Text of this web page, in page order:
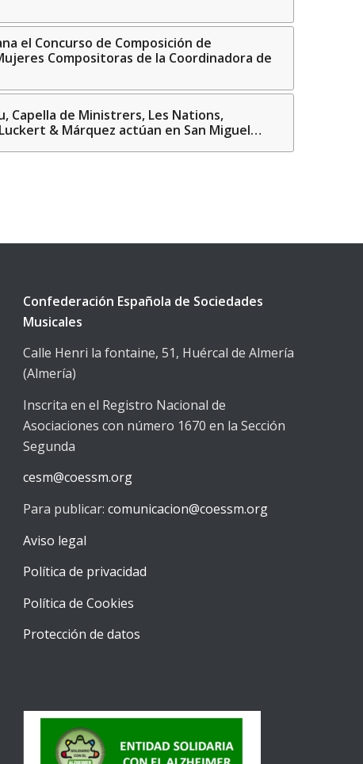
el Concurso de Composición de
Compositoras de la Coordinadora de
Capella de Ministrers, Les Nations,
& Márquez actúan en San Miguel…
Confederación Española de Sociedades
Musicales
Calle Henri la fontaine, 51, Huércal de Almería
(Almería)
Inscrita en el Registro Nacional de
Asociaciones con número 1670 en la Sección
Segunda
cesm@coessm.org
Para publicar:comunicacion@coessm.org
Aviso legal
Política de privacidad
Política de Cookies
Protección de datos